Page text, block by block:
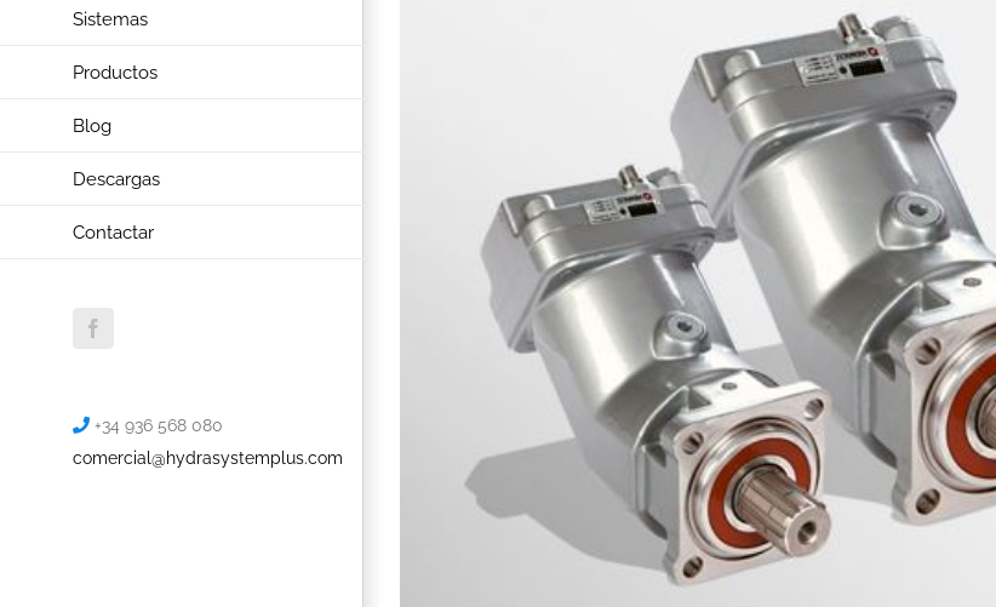
Sistemas
Productos
Blog
Descargas
Contactar
Facebook
+34 936 568 080
comercial@hydrasystemplus.com